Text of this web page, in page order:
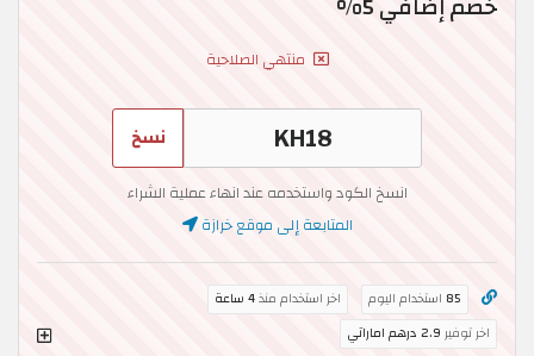
منتهي الصلاحية
نسخ
انسخ الكود واستخدمه عند انهاء عملية الشراء
المتابعة إلى موقع خرازة
85 استخدام اليوم اخر استخدام منذ4 ساعة
اخر توفير 2.9 درهم اماراتي